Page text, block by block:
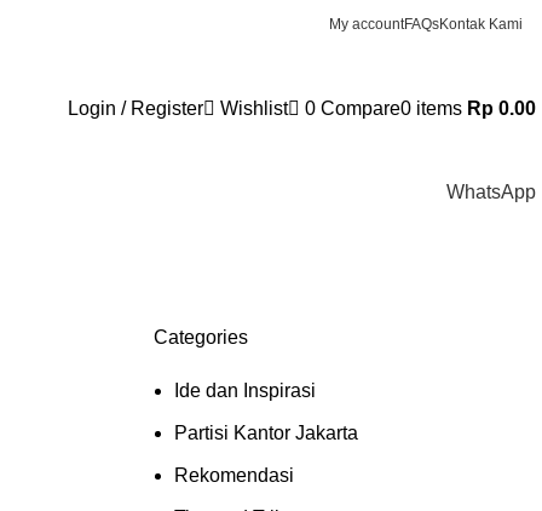
My accountFAQsKontak Kami
Login / Register Wishlist 0 Compare0 items Rp 0.00
WhatsApp
Categories
Ide dan Inspirasi
Partisi Kantor Jakarta
Rekomendasi